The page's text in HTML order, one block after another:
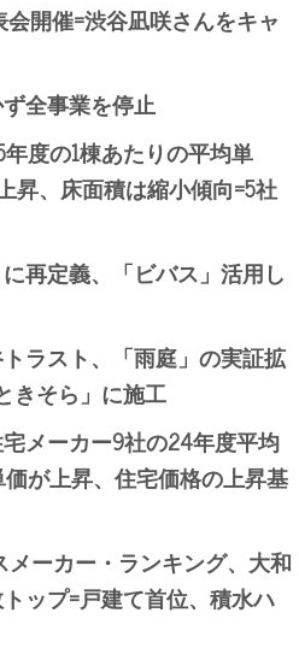
開催=渋谷凪咲さんをキャ
全事業を停止
度の1棟あたりの平均単
昇、床面積は縮小傾向=5社
再定義、「ビバス」活用し
ラスト、「雨庭」の実証拡
きそら」に施工
メーカー9社の24年度平均
が上昇、住宅価格の上昇基
メーカー・ランキング、大和
ップ=戸建て首位、積水ハ